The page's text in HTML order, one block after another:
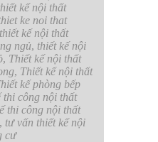
kế nội thất
ke noi that
thiết kế nội thất
ngủ, thiết kế nội
, Thiết kế nội thất
, Thiết kế nội thất
kế phòng bếp
thi công nội thất
thi công nội thất
, tư vấn thiết kế nội
cư